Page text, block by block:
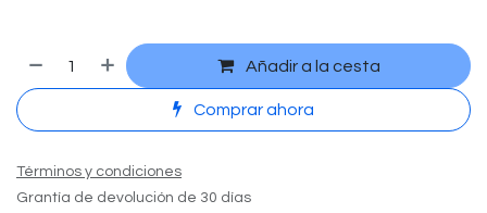
Añadir a la cesta
Comprar ahora
Términos y condiciones
Grantía de devolución de 30 días